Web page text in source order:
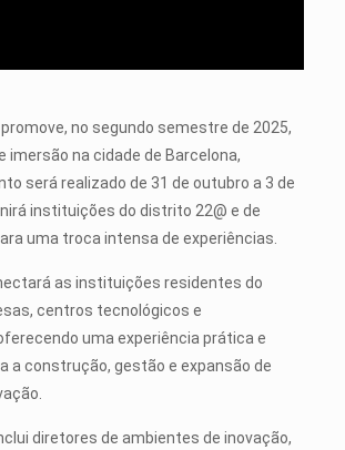
no segundo semestre de 2025,
imersão na cidade de Barcelona,
será realizado de 31 de outubro a 3 de
instituições do distrito 22@ e de
uma troca intensa de experiências.
as instituições residentes do
centros tecnológicos e
uma experiência prática e
a construção, gestão e expansão de
diretores de ambientes de inovação,